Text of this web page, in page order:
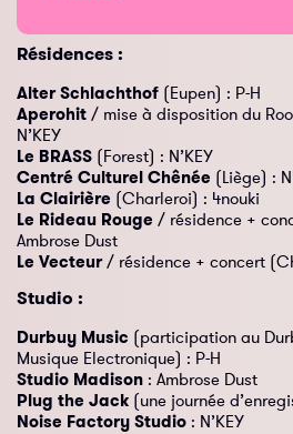
Résidences :
Alter Schlachthof (Eupen) : P-H
Aperohit / mise à disposition du
N’KEY
Le BRASS (Forest) : N’KEY
Centré Culturel Chênée (Liège) :
La Clairière (Charleroi) : 4nouki
Le Rideau Rouge / résidence +
Ambrose Dust
Le Vecteur/ résidence + concert
Studio :
Durbuy Music (participation au
Musique Electronique) : P-H
Studio Madison : Ambrose Dust
Plug the Jack (une journée
Noise Factory Studio : N’KEY